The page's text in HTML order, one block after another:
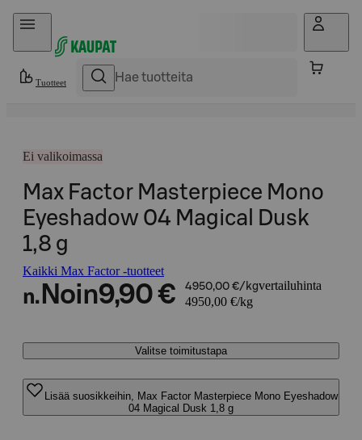
Hyppää sisältöön
Tuotteet
Ei valikoimassa
Max Factor Masterpiece Mono
Eyeshadow 04 Magical Dusk
1,8 g
Kaikki Max Factor -tuotteet
n. Noin9,90 € 4950,00 €/kgvertailuhinta
4950,00 €/kg
Valitse toimitustapa
Lisää suosikkeihin, Max Factor Masterpiece Mono Eyeshadow
04 Magical Dusk 1,8 g